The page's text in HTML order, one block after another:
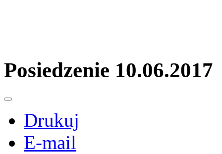
Posiedzenie 10.06.2017
Drukuj
E-mail